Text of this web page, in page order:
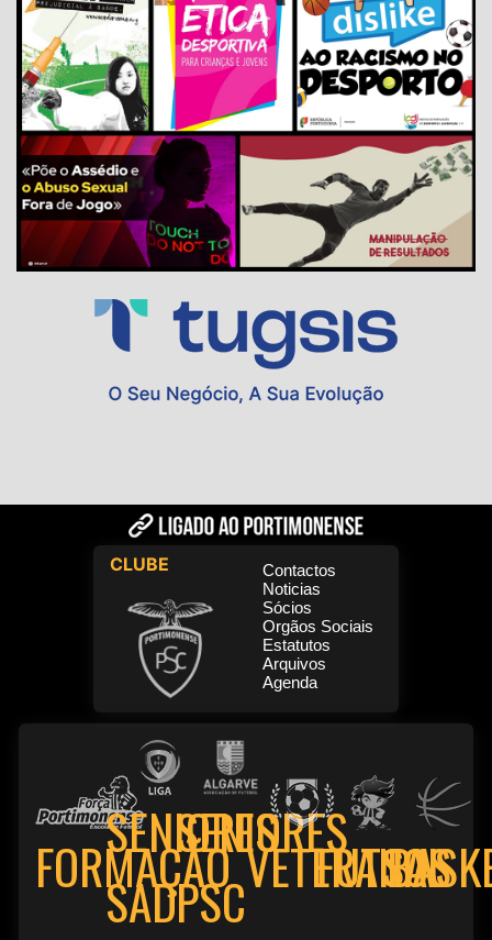
CLUBE
Contactos
Noticias
Sócios
Orgãos Sociais
Estatutos
Arquivos
Agenda
FORMAÇÃO
SENIORES
SAD
SENIORES
PSCVETERANOS
FUTSAL